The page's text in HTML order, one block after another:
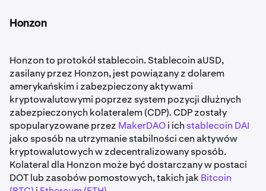
Honzon
Honzon to protokół stablecoin. Stablecoin aUSD,
zasilany przez Honzon, jest powiązany z dolarem
amerykańskim i zabezpieczony aktywami
kryptowalutowymi poprzez system pozycji dłużnych
zabezpieczonych kolateralem (CDP). CDP zostały
spopularyzowane przez MakerDAOi ich stablecoin DAI
jako sposób na utrzymanie stabilności cen aktywów
kryptowalutowych w zdecentralizowany sposób.
Kolateral dla Honzon może być dostarczany w postaci
DOT lub zasobów pomostowych, takich jak Bitcoin